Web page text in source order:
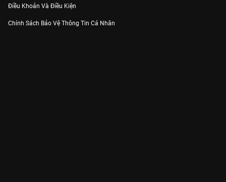
Điều Khoản Và Điều Kiện
Chính Sách Bảo Vệ Thông Tin Cá Nhân